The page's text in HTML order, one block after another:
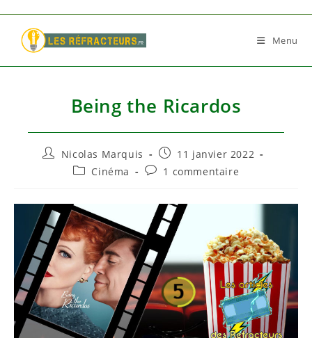
content
Menu
Being the Ricardos
Auteur/autrice
Nicolas Marquis
Publication
publiée :
11 janvier 2022
PostCinéma
Commentaires
publication :
1 commentaire